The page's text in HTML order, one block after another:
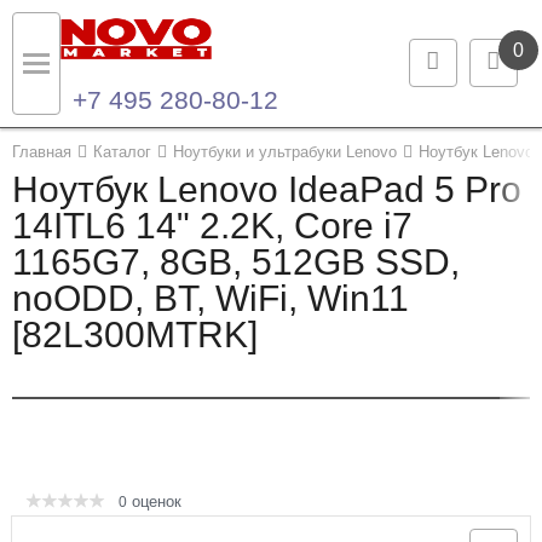
0
+7 495 280-80-12
Главная Каталог Ноутбуки и ультрабуки Lenovo Ноутбук
Ноутбук Lenovo IdeaPad 5 Pro
14ITL6 14" 2.2K, Core i7
1165G7, 8GB, 512GB SSD,
noODD, BT, WiFi, Win11
[82L300MTRK]
0 оценок
Назад
Каталог продукции
Ноутбуки и ультрабуки
Компьютеры
Назад
Контакты
Контактная информация